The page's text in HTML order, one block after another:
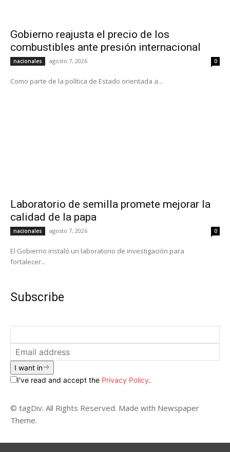
Gobierno reajusta el precio de los
combustibles ante presión internacional
nacionales agosto 7, 2026 0
Como parte de la política de Estado orientada a...
Laboratorio de semilla promete mejorar la
calidad de la papa
nacionales agosto 7, 2026 0
El Gobierno instaló un laboratorio de investigación para
fortalecer...
Subscribe
I want in
I've read and accept the Privacy Policy.
© tagDiv. All Rights Reserved. Made with Newspaper
Theme.